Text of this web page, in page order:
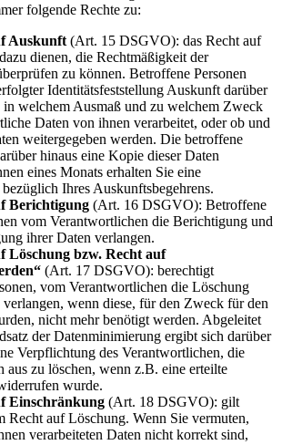
folgende Rechte zu:
Auskunft (Art. 15 DSGVO): das Recht auf
dienen, die Rechtmäßigkeit der
zu können. Betroffene Personen
Identitätsfeststellung Auskunft darüber
in welchem Ausmaß und zu welchem Zweck
Daten von ihnen verarbeitet, oder ob und
weitergegeben werden. Die betroffene
hinaus eine Kopie dieser Daten
eines Monats erhalten Sie eine
Ihres Auskunftsbegehrens.
Berichtigung (Art. 16 DSGVO): Betroffene
vom Verantwortlichen die Berichtigung und
ihrer Daten verlangen.
Löschung bzw. Recht auf
(Art. 17 DSGVO): berechtigt
vom Verantwortlichen die Löschung
wenn diese, für den Zweck für den
nicht mehr benötigt werden. Abgeleitet
der Datenminimierung ergibt sich darüber
Verpflichtung des Verantwortlichen, die
aus zu löschen, wenn z.B. eine erteilte
wurde.
Einschränkung (Art. 18 DSGVO): gilt
Recht auf Löschung. Wenn Sie vermuten,
verarbeiteten Daten nicht korrekt sind,